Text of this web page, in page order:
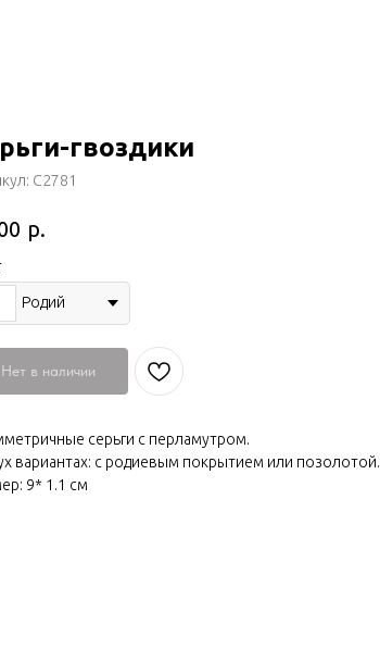
гвоздики
С2781
р.
Родий
Нет в наличии
серьги с перламутром.
вариантах: с родиевым покрытием или позолотой.
9* 1.1 см